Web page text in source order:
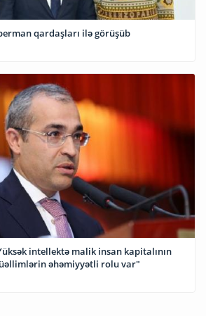
qardaşları ilə görüşüb
intellektə malik insan kapitalının
əhəmiyyətli rolu var"